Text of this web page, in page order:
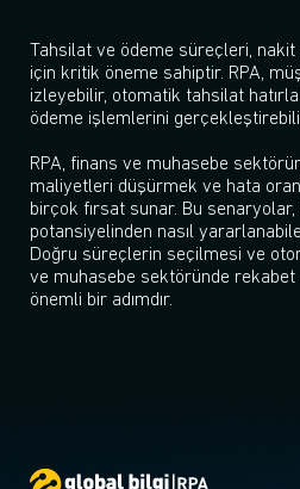
Tahsilat ve ödeme süreçleri, nakit
için kritik öneme sahiptir. RPA,
izleyebilir, otomatik tahsilat
ödeme işlemlerini
RPA, finans ve muhasebe
maliyetleri düşürmek ve hata
birçok fırsat sunar. Bu senaryolar,
potansiyelinden nasıl
Doğru süreçlerin seçilmesi ve
ve muhasebe sektöründe rekabet
önemli bir adımdır.